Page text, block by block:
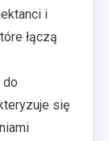
i
łączą
do
się